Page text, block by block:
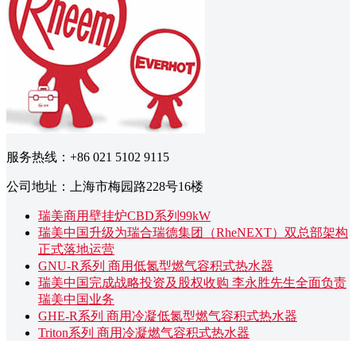
服务热线：+86 021 5102 9115
公司地址：上海市梅园路228号16楼
瑞美商用壁挂炉CBD系列99kW
瑞美中国升级为瑞合瑞德集团（RheNEXT）双总部架构
正式落地运营
GNU-R系列 商用低氮型燃气容积式热水器
瑞美中国完成战略投资及股权收购 李永胜先生全面负责
瑞美中国业务
GHE-R系列 商用冷凝低氮型燃气容积式热水器
Triton系列 商用冷凝燃气容积式热水器